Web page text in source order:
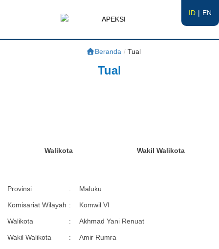
ID EN
APEKSI
Beranda / Tual
Tual
Walikota Wakil Walikota
Provinsi : Maluku
Komisariat Wilayah : Komwil VI
Walikota : Akhmad Yani Renuat
Wakil Walikota : Amir Rumra